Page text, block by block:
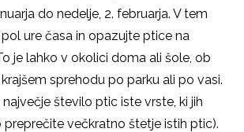
do nedelje, 2. februarja. V tem
ure časa in opazujte ptice na
je lahko v okolici doma ali šole, ob
sprehodu po parku ali po vasi.
število ptic iste vrste, ki jih
preprečite večkratno štetje istih ptic).